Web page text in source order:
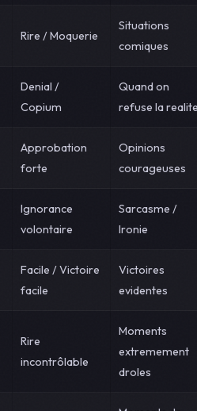
Rire / Moquerie
Situations
comiques
Denial /
Copium
Quand on
refuse la
Approbation
forte
Opinions
courageuses
Ignorance
volontaire
Sarcasme /
Ironie
Facile / Victoire
facile
Victoires
evidentes
Rire
incontrôlable
Moments
extremement
droles